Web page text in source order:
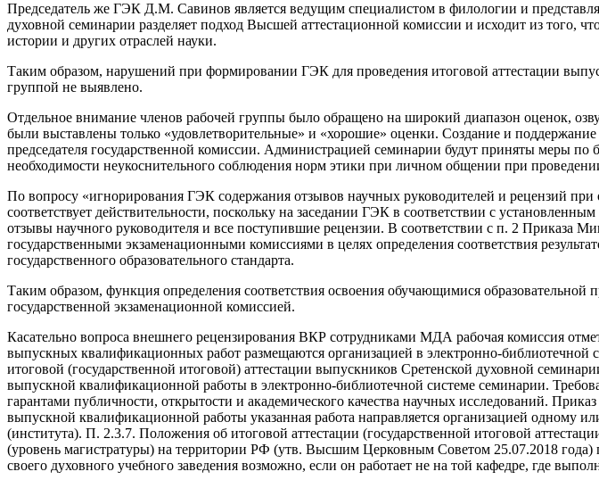
Председатель же ГЭК Д.М. Савинов является ведущим специалистом в филологии и
духовной семинарии разделяет подход Высшей аттестационной комиссии и исходит из того,
истории и других отраслей науки.
Таким образом, нарушений при формировании ГЭК для проведения итоговой аттестации
группой не выявлено.
Отдельное внимание членов рабочей группы было обращено на широкий диапазон оценок,
были выставлены только «удовлетворительные» и «хорошие» оценки. Создание и
председателя государственной комиссии. Администрацией семинарии будут приняты меры
необходимости неукоснительного соблюдения норм этики при личном общении при
По вопросу «игнорирования ГЭК содержания отзывов научных руководителей и рецензий
соответствует действительности, поскольку на заседании ГЭК в соответствии с
отзывы научного руководителя и все поступившие рецензии. В соответствии с п. 2 Приказа
государственными экзаменационными комиссиями в целях определения соответствия
государственного образовательного стандарта.
Таким образом, функция определения соответствия освоения обучающимися
государственной экзаменационной комиссией.
Касательно вопроса внешнего рецензирования ВКР сотрудниками МДА рабочая комиссия
выпускных квалификационных работ размещаются организацией в электронно-
итоговой (государственной итоговой) аттестации выпускников Сретенской духовной
выпускной квалификационной работы в электронно-библиотечной системе семинарии.
гарантами публичности, открытости и академического качества научных исследований.
выпускной квалификационной работы указанная работа направляется организацией одному
(института). П. 2.3.7. Положения об итоговой аттестации (государственной итоговой
(уровень магистратуры) на территории РФ (утв. Высшим Церковным Советом 25.07.2018 года)
своего духовного учебного заведения возможно, если он работает не на той кафедре, где